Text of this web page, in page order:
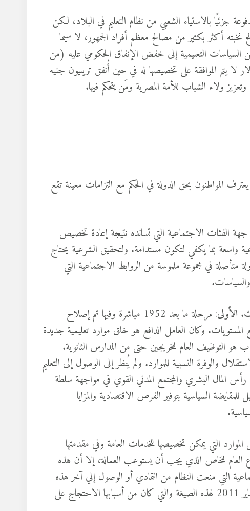
جزئيًا بالاستياء الشعبي من نظام التعليم في البلاد، لكن
أكثر بكثير من مصالح معظم أفراد الجمهور، لا سيما
من السياسات التعليمية إلى خفض الإنفاق الحكومي عليه (من
لا يتم الموافقة على تخصيصها له في حين أُنفق تريليون جنيه
ولاء الشباب للأمة المصرية ومَن يتحكم فيها.
المواطنون بحق الدولة في الحكم مع التزامات معينة تقع
الفئات الاجتماعية التي تسانده نتيجة إعادة تخصيص
واسعة بما يكفي لتكون مستدامة. ولتحقيق الشرعية يحتاج
في مجموعة ملموسة من الروابط الاجتماعية التي
الأولى
: مرحلة ما بعد 1952 مباشرة وفيها تم إصلاح
وكان العامل الدافع هو خلق موارد تعليمية جديدة
هو التوظيف العام للخريجين حتى من المدارس الثانوية.
والوفرة النسبية للموارد. ولم يُنظر إلى الوصول إلى التعليم
رأس المال البشري والمجتمع المدني القوي في مواجهة سلطة
السياسية بتوفير الفرص الاقتصادية والمزايا
محتمًا لنقص الموارد التي يمكن تخصيصها للخدمات العامة وفي مقدمتها
العام للخاص الذي يجب أن يستوعب العمالة، إلا أن هذه
التي منعت النظام من التمادي أو الوصول إلي آخر هذه
الصيغة. وفي هذا الإطار يمكن فهم التحدي الذي مثلته ثورة يناير 2011 لهذه الصيغة والتي كان من أسبابها الاحتجاج على